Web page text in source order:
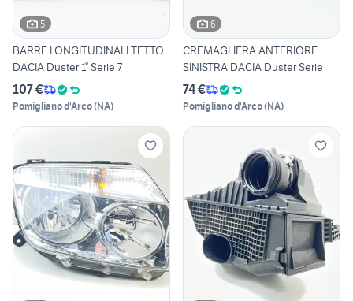
5
BARRE LONGITUDINALI TETTO
DACIA Duster 1° Serie 7
107 €
Pomigliano d'Arco(NA)
6
CREMAGLIERA ANTERIORE
SINISTRA DACIA Duster Serie
74 €
Pomigliano d'Arco(NA)